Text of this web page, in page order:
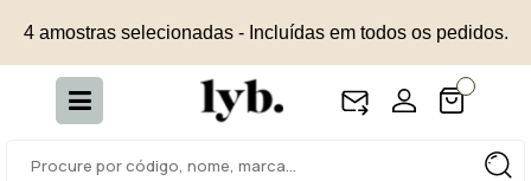
4 amostras selecionadas - Incluídas em todos os pedidos.